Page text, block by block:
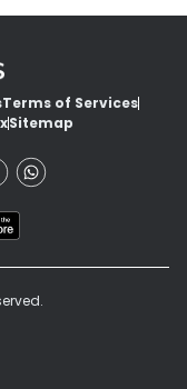
Terms of Services
Sitemap